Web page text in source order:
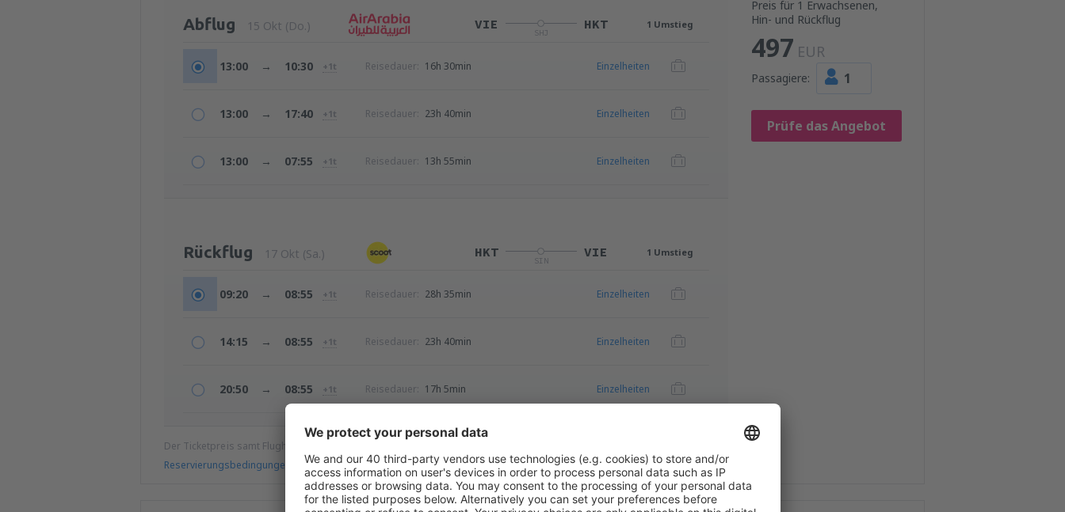
Preis für 1 Erwachsenen,
Hin- und Rückflug
497 EUR
Passagiere: 1
Prüfe das Angebot
Abflug 15 Okt (Do.) VIE
SHJ
HKT 1 Umstieg
13:00 → 10:30 +1t Reisedauer: 16h 30min Einzelheiten
13:00 → 17:40 +1t Reisedauer: 23h 40min Einzelheiten
13:00 → 07:55 +1t Reisedauer: 13h 55min Einzelheiten
Rückflug 17 Okt (Sa.) HKT
SIN
VIE 1 Umstieg
09:20 → 08:55 +1t Reisedauer: 28h 35min Einzelheiten
14:15 → 08:55 +1t Reisedauer: 23h 40min Einzelheiten
20:50 → 08:55 +1t Reisedauer: 17h 5min Einzelheiten
Der Ticketpreis samt Flughafengebühren (ohne Servicegebühr in Höhe von
Reservierungsbedingungen